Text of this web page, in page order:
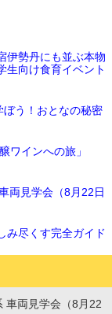
伊勢丹にも並ぶ本物
生向け食育イベント
ぼう！おとなの秘密
ワインへの旅」
両見学会（8月22日
み尽くす完全ガイド
車両見学会（8月22